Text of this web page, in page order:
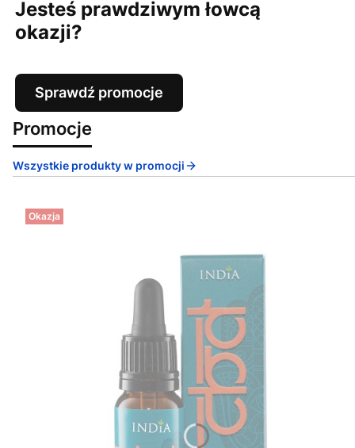
Jesteś prawdziwym łowcą
okazji?
Sprawdź promocje
Promocje
Wszystkie produkty w promocji
Okazja